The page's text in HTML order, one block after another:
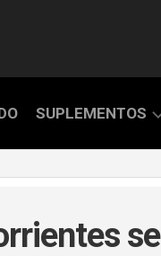
SUPLEMENTOS
DEPORTES